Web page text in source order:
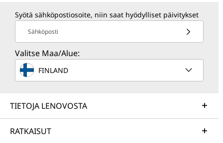
Syötä sähköpostiosoite, niin saat hyödylliset päivitykset
Sähköposti
Valitse Maa/Alue:
FINLAND
TIETOJA LENOVOSTA
RATKAISUT